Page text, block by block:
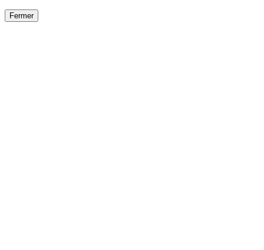
Fermer